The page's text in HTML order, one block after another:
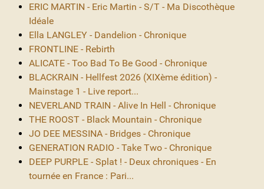
ERIC MARTIN - Eric Martin - S/T - Ma Discothèque
Idéale
Ella LANGLEY - Dandelion - Chronique
FRONTLINE - Rebirth
ALICATE - Too Bad To Be Good - Chronique
BLACKRAIN - Hellfest 2026 (XIXème édition) -
Mainstage 1 - Live report...
NEVERLAND TRAIN - Alive In Hell - Chronique
THE ROOST - Black Mountain - Chronique
JO DEE MESSINA - Bridges - Chronique
GENERATION RADIO - Take Two - Chronique
DEEP PURPLE - Splat ! - Deux chroniques - En
tournée en France : Pari...